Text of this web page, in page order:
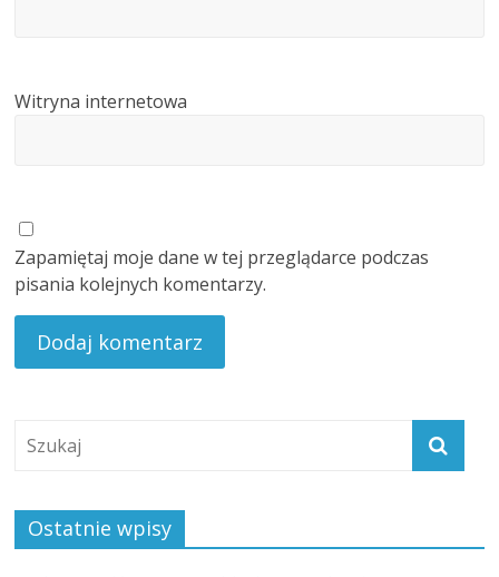
Witryna internetowa
Zapamiętaj moje dane w tej przeglądarce podczas
pisania kolejnych komentarzy.
Ostatnie wpisy